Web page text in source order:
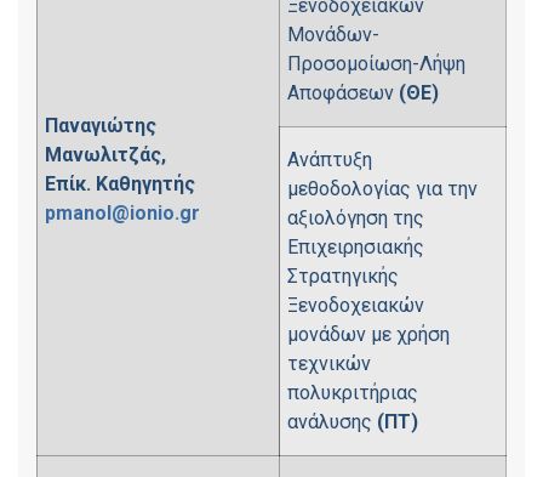
Παναγιώτης
Μανωλιτζάς,
Επίκ. Καθηγητής
pmanol@ionio.gr
Ξενοδοχειακών
Μονάδων-
Προσομοίωση-Λήψη
Αποφάσεων (ΘΕ)
Ανάπτυξη
μεθοδολογίας για την
αξιολόγηση της
Επιχειρησιακής
Στρατηγικής
Ξενοδοχειακών
μονάδων με χρήση
τεχνικών
πολυκριτήριας
ανάλυσης (ΠΤ)